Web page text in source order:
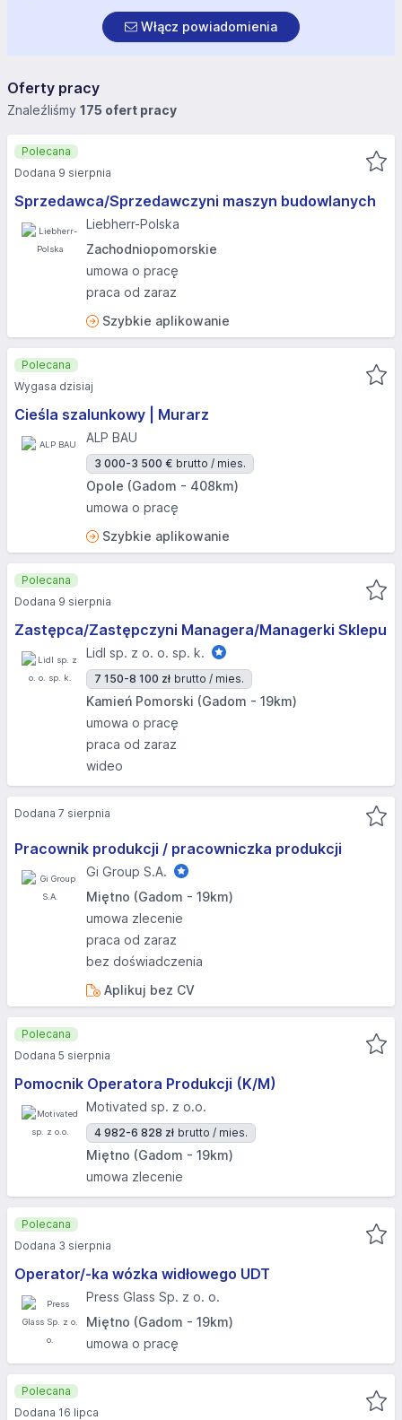
Włącz powiadomienia
Oferty pracy
Znaleźliśmy 175 ofert pracy
Sprzedawca/Sprzedawczyni maszyn budowlanych
Liebherr-Polska
Zachodniopomorskie
umowa o pracę
praca od zaraz
Szybkie aplikowanie
Polecana
Dodana 9 sierpnia
Cieśla szalunkowy | Murarz
ALP BAU
3 000-3 500 € brutto / mies.
Opole (Gadom - 408km)
umowa o pracę
Szybkie aplikowanie
Polecana
Wygasa dzisiaj
Zastępca/Zastępczyni Managera/Managerki Sklepu
Lidl sp. z o. o. sp. k.
7 150-8 100 zł brutto / mies.
Kamień Pomorski (Gadom - 19km)
umowa o pracę
praca od zaraz
wideo
Polecana
Dodana 9 sierpnia
Pracownik produkcji / pracowniczka produkcji
Gi Group S.A.
Miętno (Gadom - 19km)
umowa zlecenie
praca od zaraz
bez doświadczenia
Aplikuj bez CV
Dodana 7 sierpnia
Pomocnik Operatora Produkcji (K/M)
Motivated sp. z o.o.
4 982-6 828 zł brutto / mies.
Miętno (Gadom - 19km)
umowa zlecenie
Polecana
Dodana 5 sierpnia
Operator/-ka wózka widłowego UDT
Press Glass Sp. z o. o.
Miętno (Gadom - 19km)
umowa o pracę
Polecana
Dodana 3 sierpnia
Polecana
Dodana 16 lipca